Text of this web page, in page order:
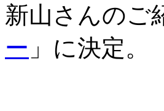
新山さんのご
ー 」に決定。